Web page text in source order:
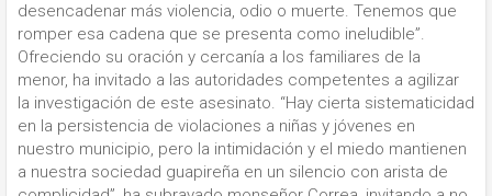
desencadenar más violencia, odio o muerte. Tenemos que
romper esa cadena que se presenta como ineludible”.
Ofreciendo su oración y cercanía a los familiares de la
menor, ha invitado a las autoridades competentes a agilizar
la investigación de este asesinato. “Hay cierta sistematicidad
en la persistencia de violaciones a niñas y jóvenes en
nuestro municipio, pero la intimidación y el miedo mantienen
a nuestra sociedad guapireña en un silencio con arista de